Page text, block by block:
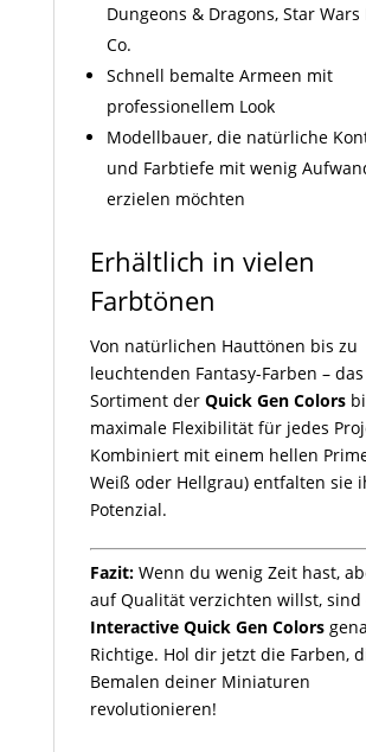
Dungeons & Dragons, Star Wars
Co.
Schnell bemalte Armeen mit
professionellem Look
Modellbauer, die natürliche
und Farbtiefe mit wenig
erzielen möchten
Erhältlich in vielen
Farbtönen
Von natürlichen Hauttönen bis zu
leuchtenden Fantasy-Farben – das
Sortiment der Quick Gen Colors
maximale Flexibilität für jedes
Kombiniert mit einem hellen
Weiß oder Hellgrau) entfalten sie
Potenzial.
Fazit:Wenn du wenig Zeit hast,
auf Qualität verzichten willst, sind
Interactive Quick Gen Colors
Richtige. Hol dir jetzt die Farben,
Bemalen deiner Miniaturen
revolutionieren!